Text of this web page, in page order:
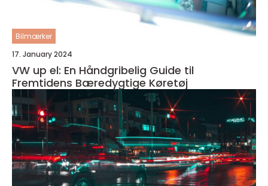
Bilmærker
17. January 2024
VW up el: En Håndgribelig Guide til
Fremtidens Bæredygtige Køretøj